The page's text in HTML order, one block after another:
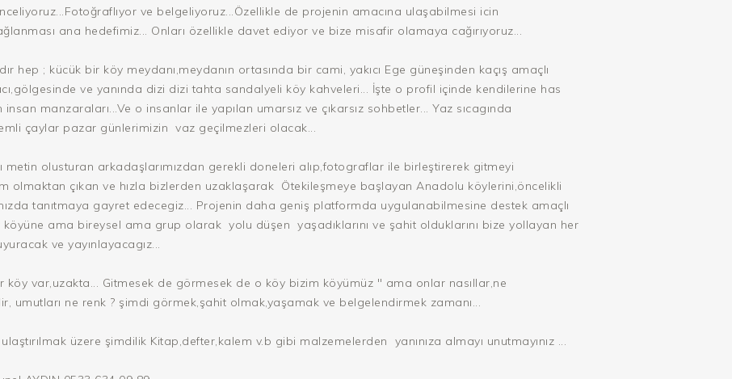
ve belgeliyoruz...Özellikle de projenin amacına ulaşabilmesi icin
ana hedefimiz... Onları özellikle davet ediyor ve bize misafir olamaya cağırıyoruz...
hep ; kücük bir köy meydanı,meydanın ortasında bir cami, yakıcı Ege güneşinden kaçış amaçlı
ve yanında dizi dizi tahta sandalyeli köy kahveleri... İşte o profil içinde kendilerine has
manzaraları...Ve o insanlar ile yapılan umarsız ve çıkarsız sohbetler... Yaz sıcagında
çaylar pazar günlerimizin vaz geçilmezleri olacak...
metin olusturan arkadaşlarımızdan gerekli doneleri alıp,fotograflar ile birleştirerek gitmeyi
olmaktan çıkan ve hızla bizlerden uzaklaşarak Ötekileşmeye başlayan Anadolu köylerini,öncelikli
tanıtmaya gayret edecegiz... Projenin daha geniş platformda uygulanabilmesine destek amaçlı
ama bireysel ama grup olarak yolu düşen yaşadıklarını ve şahit olduklarını bize yollayan her
ve yayınlayacagız...
köy var,uzakta... Gitmesek de görmesek de o köy bizim köyümüz " ama onlar nasıllar,ne
umutları ne renk ? şimdi görmek,şahit olmak,yaşamak ve belgelendirmek zamanı...
üzere şimdilik Kitap,defter,kalem v.b gibi malzemelerden yanınıza almayı unutmayınız ...